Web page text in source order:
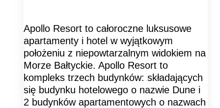
Apollo Resort to całoroczne luksusowe
apartamenty i hotel w wyjątkowym
położeniu z niepowtarzalnym widokiem na
Morze Bałtyckie. Apollo Resort to
kompleks trzech budynków: składających
się budynku hotelowego o nazwie Dune i
2 budynków apartamentowych o nazwach